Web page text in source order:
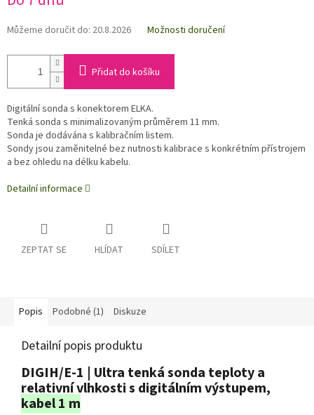
Můžeme doručit do: 20.8.2026 Možnosti doručení
Přidat do košíku
Digitální sonda s konektorem ELKA.
Tenká sonda s minimalizovaným průměrem 11 mm.
Sonda je dodávána s kalibračním listem.
Sondy jsou zaměnitelné bez nutnosti kalibrace s konkrétním přístrojem
a bez ohledu na délku kabelu.
Detailní informace
ZEPTAT SE HLÍDAT SDÍLET
Popis Podobné (1) Diskuze
Detailní popis produktu
DIGIH/E-1 | Ultra tenká sonda teploty a
relativní vlhkosti s digitálním výstupem,
kabel 1 m